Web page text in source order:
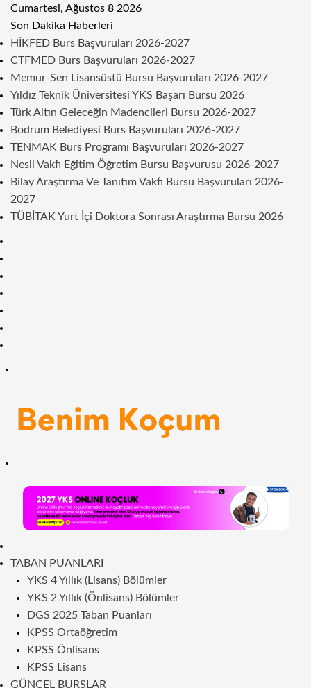
Cumartesi, Ağustos 8 2026
Son Dakika Haberleri
HİKFED Burs Başvuruları 2026-2027
CTFMED Burs Başvuruları 2026-2027
Memur-Sen Lisansüstü Bursu Başvuruları 2026-2027
Yıldız Teknik Üniversitesi YKS Başarı Bursu 2026
Türk Altın Geleceğin Madencileri Bursu 2026-2027
Bodrum Belediyesi Burs Başvuruları 2026-2027
TENMAK Burs Programı Başvuruları 2026-2027
Nesil Vakfı Eğitim Öğretim Bursu Başvurusu 2026-2027
Bilay Araştırma Ve Tanıtım Vakfı Bursu Başvuruları 2026-
2027
TÜBİTAK Yurt İçi Doktora Sonrası Araştırma Bursu 2026
TABAN PUANLARI
YKS 4 Yıllık (Lisans) Bölümler
YKS 2 Yıllık (Önlisans) Bölümler
DGS 2025 Taban Puanları
KPSS Ortaöğretim
KPSS Önlisans
KPSS Lisans
GÜNCEL BURSLAR